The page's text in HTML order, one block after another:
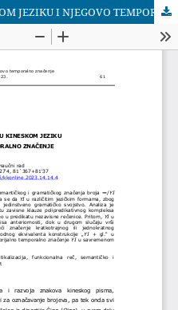
BROJ 一/YI (JEDAN) U KINESKOM JEZIKU I NJEGOVO TEMPORALNO ZNAČENJE